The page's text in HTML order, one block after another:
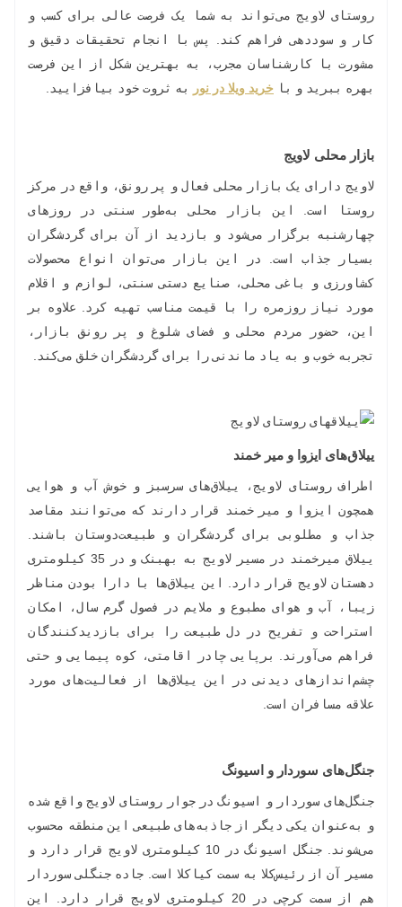
روستای لاویج می‌تواند به شما یک فرصت عالی برای کسب و
کار و سوددهی فراهم کند. پس با انجام تحقیقات دقیق و
مشورت با کارشناسان مجرب، به بهترین شکل از این فرصت
بهره ببرید و با خرید ویلا در نور به ثروت خود بیافزایید.
بازار محلی لاویج
لاویج دارای یک بازار محلی فعال و پر رونق، واقع در مرکز
روستا است. این بازار محلی به‌طور سنتی در روزهای
چهارشنبه برگزار می‌شود و بازدید از آن برای گردشگران
بسیار جذاب است. در این بازار می‌توان انواع محصولات
کشاورزی و باغی محلی، صنایع دستی سنتی، لوازم و اقلام
مورد نیاز روزمره را با قیمت مناسب تهیه کرد. علاوه بر
این، حضور مردم محلی و فضای شلوغ و پر رونق بازار،
تجربه خوب و به یاد ماندنی را برای گردشگران خلق می‌کند.
ییلاق‌های ایزوا و میر خمند
اطراف روستای لاویج، ییلاق‌های سرسبز و خوش آب و هوایی
همچون ایزوا و میر خمند قرار دارند که می‌توانند مقاصد
جذاب و مطلوبی برای گردشگران و طبیعت‌دوستان باشند.
ییلاق میرخمند در مسیر لاویج به بهبنک و در 35 کیلومتری
دهستان لاویج قرار دارد. این ییلاق‌ها با دارا بودن مناظر
زیبا، آب و هوای مطبوع و ملایم در فصول گرم سال، امکان
استراحت و تفریح در دل طبیعت را برای بازدیدکنندگان
فراهم می‌آورند. برپایی چادر اقامتی، کوه پیمایی و حتی
چشم‌اندازهای دیدنی در این ییلاق‌ها از فعالیت‌های مورد
علاقه مسافران است.
جنگل‌های سوردار و اسیونگ
جنگل‌های سوردار و اسیونگ در جوار روستای لاویج واقع شده
و به‌عنوان یکی دیگر از جاذبه‌های طبیعی این منطقه محسوب
می‌شوند. جنگل اسیونگ در 10 کیلومتری لاویج قرار دارد و
مسیر آن از رئیس‌کلا به سمت کیاکلا است. جاده جنگلی سوردار
هم از سمت کرچی در 20 کیلومتری لاویج قرار دارد. این